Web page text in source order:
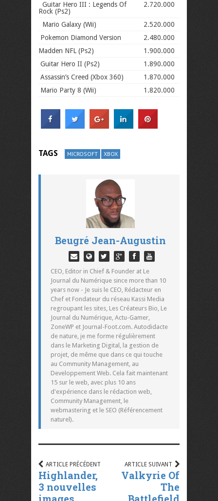
Guitar Hero III : Legends Of
Rock (Ps2)
2.720.000
Mario Galaxy (Wii)
2.520.000
Pokemon Diamond Version
2.480.000
Madden NFL (Ps2)
1.900.000
Guitar Hero II (Ps2)
1.890.000
Assassin’s Creed (Xbox 360)
1.870.000
Mario Party 8 (Wii)
1.820.000
TAGS MICROSOFT XBOX
Beugré Jean-Augustin
CEO, Editor in Chief & Founder at Le
Journal du Numérique since more than 10
years now - Je suis le CEO, Rédacteur en
Chef et Fondateur du réseau Kassi Media
regroupant les sites, Les Créateurs Bio, Le
Journal du Numérique, Actu-Gamer,
ZoneWP et Journal-Foot.com. Autodidacte
de nature, je me forme régulièrement
dans le Marketing Digital, la gestion de
projet, de même que dans ce qui touche
au Community Management, au
Developpement Web. Cela fait maintenant
15 sur le web, avec plus 10 ans
d'expérience dans le rédaction web,
Community Management, le
webmastering et le SEO (Référencement
naturel).
ARTICLE PRÉCÉDENT
Highlander,
3 nouvelles
ARTICLE SUIVANT
Valkyrie Of
The